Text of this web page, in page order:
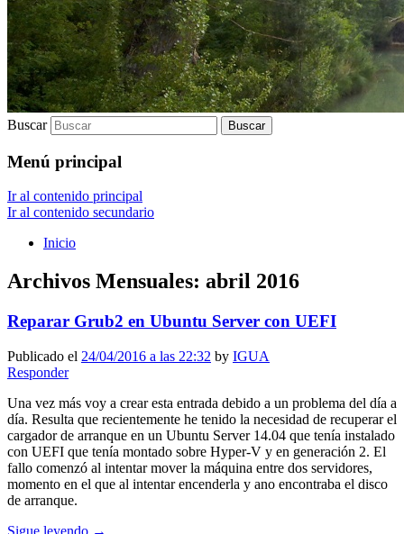
Buscar
Menú principal
Ir al contenido principal
Ir al contenido secundario
Inicio
Archivos Mensuales: abril 2016
Reparar Grub2 en Ubuntu Server con UEFI
Publicado el 24/04/2016 a las 22:32 by IGUA
Responder
Una vez más voy a crear esta entrada debido a un problema del día a
día. Resulta que recientemente he tenido la necesidad de recuperar el
cargador de arranque en un Ubuntu Server 14.04 que tenía instalado
con UEFI que tenía montado sobre Hyper-V y en generación 2. El
fallo comenzó al intentar mover la máquina entre dos servidores,
momento en el que al intentar encenderla y ano encontraba el disco
de arranque.
Sigue leyendo →